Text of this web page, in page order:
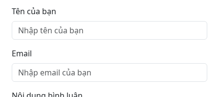
Tên của bạn
Email